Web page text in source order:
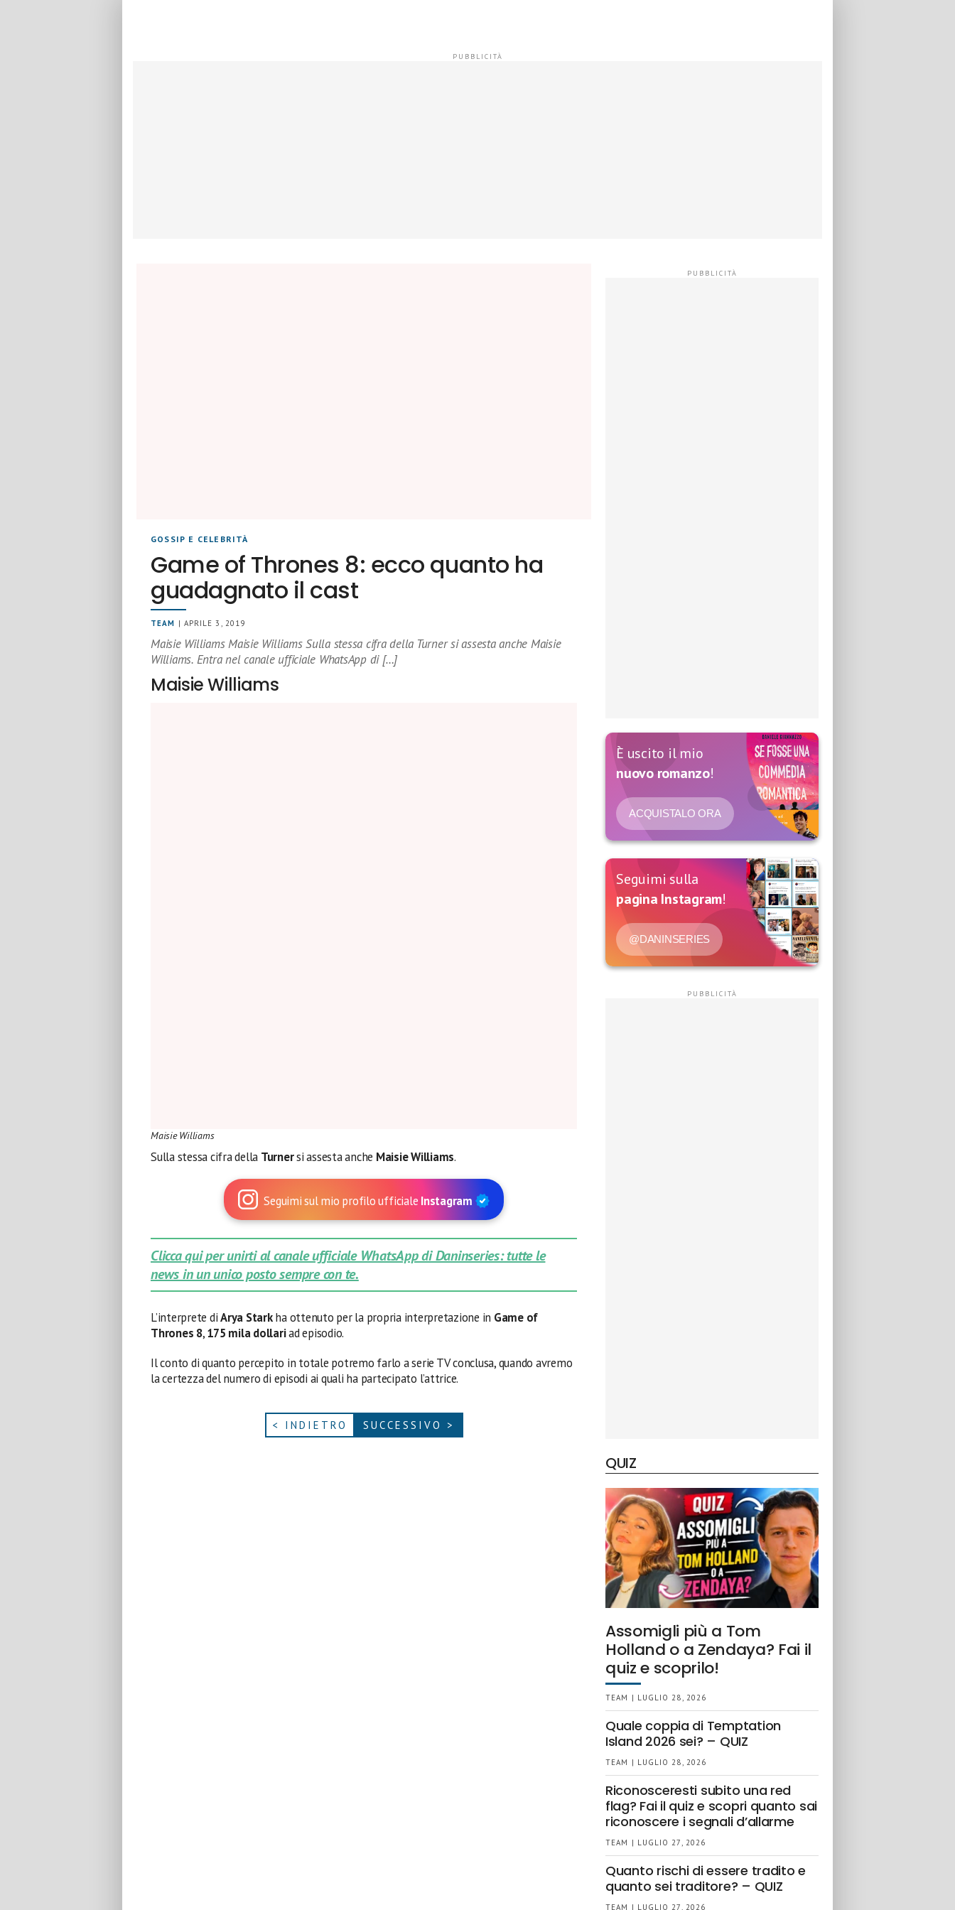
GOSSIP E CELEBRITÀ
Game of Thrones 8: ecco quanto ha
guadagnato il cast
TEAM | APRILE 3, 2019
Maisie Williams Maisie Williams Sulla stessa cifra della Turner si assesta anche Maisie
Williams. Entra nel canale ufficiale WhatsApp di […]
Maisie Williams
Maisie Williams
Sulla stessa cifra della Turnersi assesta anche Maisie Williams.
Seguimi sul mio profilo ufficiale Instagram
Clicca qui per unirti al canale ufficiale WhatsApp di Daninseries: tutte le
news in un unico posto sempre con te.
L’interprete diArya Starkha ottenuto per la propria interpretazione in Game of
Thrones 8,175 mila dollariad episodio.
Il conto di quanto percepito in totale potremo farlo a serie TV conclusa, quando avremo
la certezza del numero di episodi ai quali ha partecipato l’attrice.
< INDIETRO SUCCESSIVO >
È uscito il mio
nuovo romanzo!
ACQUISTALO ORA
Seguimi sulla
pagina Instagram!
@DANINSERIES
QUIZ
Assomigli più a Tom
Holland o a Zendaya? Fai il
quiz e scoprilo!
TEAM | LUGLIO 28, 2026
Quale coppia di Temptation
Island 2026 sei? – QUIZ
TEAM | LUGLIO 28, 2026
Riconosceresti subito una red
flag? Fai il quiz e scopri quanto sai
riconoscere i segnali d’allarme
TEAM | LUGLIO 27, 2026
Quanto rischi di essere tradito e
quanto sei traditore? – QUIZ
TEAM | LUGLIO 27, 2026